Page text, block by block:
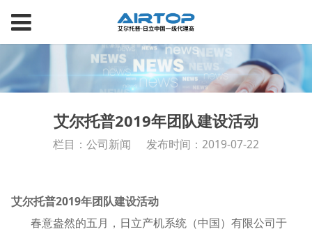
艾尔托普2019年团队建设活动
栏目：公司新闻 发布时间：2019-07-22
艾尔托普2019年团队建设活动
春意盎然的五月，日立产机系统（中国）有限公司于